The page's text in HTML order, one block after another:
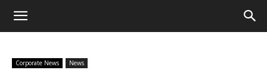
Corporate News News